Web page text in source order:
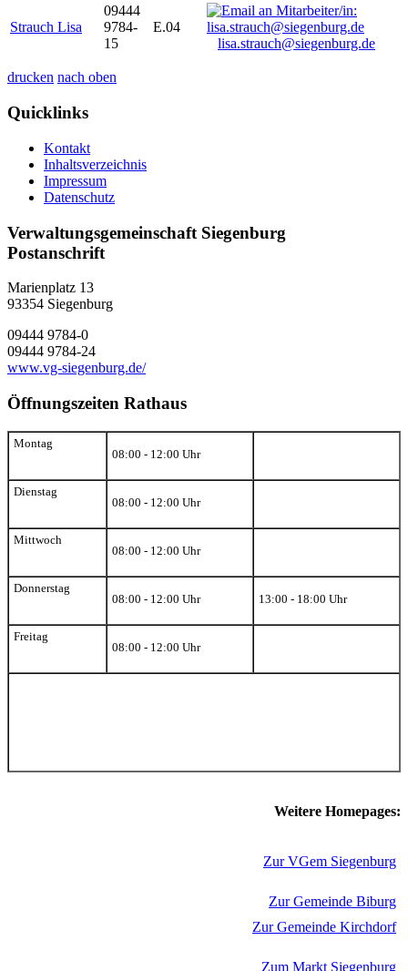
Strauch Lisa
09444
9784-
15
E.04
lisa.strauch@siegenburg.de
drucken nach oben
Quicklinks
Kontakt
Inhaltsverzeichnis
Impressum
Datenschutz
Verwaltungsgemeinschaft Siegenburg
Postanschrift
Marienplatz 13
93354 Siegenburg
09444 9784-0
09444 9784-24
www.vg-siegenburg.de/
Öffnungszeiten Rathaus
Montag
08:00 - 12:00 Uhr
Dienstag
08:00 - 12:00 Uhr
Mittwoch
08:00 - 12:00 Uhr
Donnerstag
08:00 - 12:00 Uhr
13:00 - 18:00 Uhr
Freitag
08:00 - 12:00 Uhr
Weitere Homepages:
Zur VGem Siegenburg
Zur Gemeinde Biburg
Zur Gemeinde Kirchdorf
Zum Markt Siegenburg